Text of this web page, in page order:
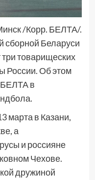
/Корр. БЕЛТА/.
сборной Беларуси
товарищеских
России. Об этом
в
марта в Казани,
а
и россияне
Чехове.
дружиной